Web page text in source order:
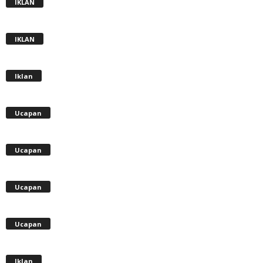
IKLAN
IKLAN
Iklan
Ucapan
Ucapan
Ucapan
Ucapan
Iklan